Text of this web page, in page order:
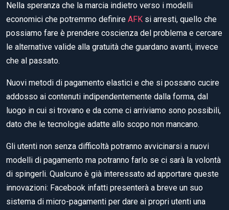
Nella speranza che la marcia indietro verso i modelli
economici che potremmo definire AFK si arresti, quello che
possiamo fare è prendere coscienza del problema e cercare
le alternative valide alla gratuità che guardano avanti, invece
che al passato.
Nuovi metodi di pagamento elastici e che si possano cucire
addosso ai contenuti indipendentemente dalla forma, dal
luogo in cui si trovano e da come ci arriviamo sono possibili,
dato che le tecnologie adatte allo scopo non mancano.
Gli utenti non senza difficoltà potranno avvicinarsi a nuovi
modelli di pagamento ma potranno farlo se ci sarà la volontà
di spingerli. Qualcuno è già interessato ad apportare queste
innovazioni: Facebook infatti presenterà a breve un suo
sistema di micro-pagamenti per dare ai propri utenti una